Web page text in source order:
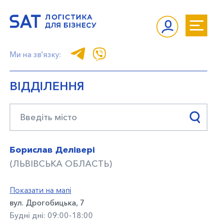
Ми на зв'язку:
ВІДДІЛЕННЯ
Борислав Делівері
(ЛЬВІВСЬКА ОБЛАСТЬ)
Показати на мапі
вул. Дрогобицька, 7
Будні дні: 09:00-18:00